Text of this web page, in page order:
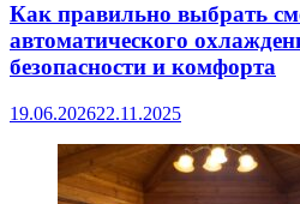
Как правильно выбрать
автоматического
безопасности и комфорта
19.06.202622.11.2025